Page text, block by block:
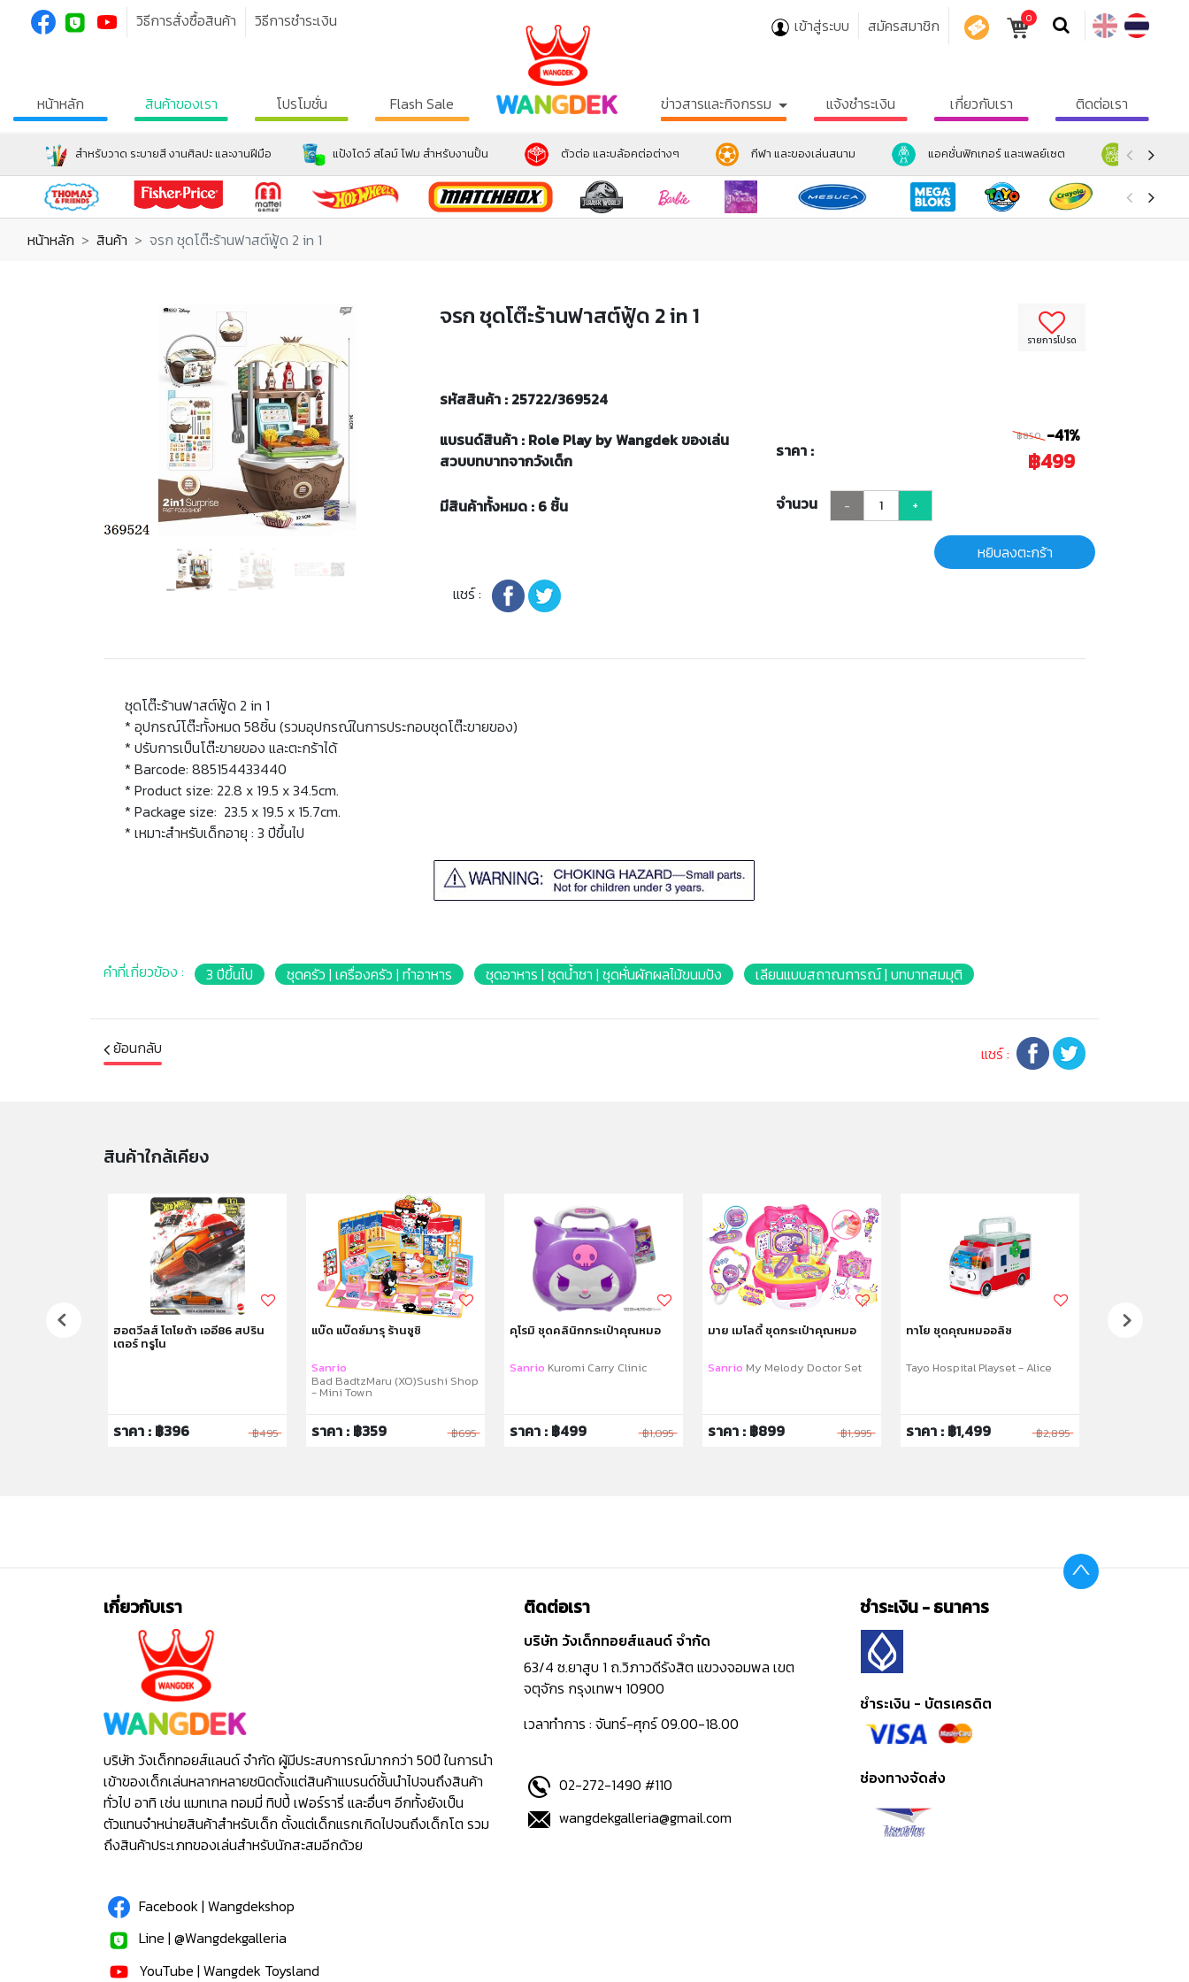
วิธีการสั่งซื้อสินค้า วิธีการชำระเงิน เข้าสู่ระบบ สมัครสมาชิก 0
หน้าหลัก สินค้าของเรา โปรโมชั่น Flash Sale ข่าวสารและกิจกรรม แจ้งชำระเงิน เกี่ยวกับเรา ติดต่อเรา
สำหรับวาด ระบายสี งานศิลปะ และงานฝีมือ แป้งโดว์ สไลม์ โฟม สำหรับงานปั้น ตัวต่อ และบล้อคต่อต่างๆ กีฬา และของเล่นสนาม แอคชั่นฟิกเกอร์ และเพลย์เซต ตุ๊กตา แล
หน้าหลัก สินค้า จรก ชุดโต๊ะร้านฟาสต์ฟู้ด 2 in 1
รายการโปรด
จรก ชุดโต๊ะร้านฟาสต์ฟู้ด 2 in 1
รหัสสินค้า : 25722/369524
แบรนด์สินค้า : Role Play by Wangdek ของเล่น
สวบบทบาทจากวังเด็ก
ราคา :
฿850 -41%
฿499
มีสินค้าทั้งหมด : 6 ชิ้น จำนวน - +
หยิบลงตะกร้า
แชร์ :
ชุดโต๊ะร้านฟาสต์ฟู้ด 2 in 1
* อุปกรณ์โต๊ะทั้งหมด 58ชิ้น (รวมอุปกรณ์ในการประกอบชุดโต๊ะขายของ)
* ปรับการเป็นโต๊ะขายของ และตะกร้าได้
* Barcode: 885154433440
* Product size: 22.8 x 19.5 x 34.5cm.
* Package size: 23.5 x 19.5 x 15.7cm.
* เหมาะสำหรับเด็กอายุ : 3 ปีขึ้นไป
คำที่เกี่ยวข้อง : 3 ปีขึ้นไป ชุดครัว | เครื่องครัว | ทำอาหาร ชุดอาหาร | ชุดน้ำชา | ชุดหั่นผักผลไม้ขนมปัง เลียนแบบสถาณการณ์ | บทบาทสมมุติ
ย้อนกลับ แชร์ :
สินค้าใกล้เคียง
ดกระเป๋าปิกนิก ฮอตวีลส์ โตโยต้า เออี86 สปริน
เตอร์ ทรูโน
ราคา : ฿396 ฿495
แบ๊ด แบ๊ดซ์มารุ ร้านซูชิ
Sanrio
Bad BadtzMaru (XO)Sushi Shop
- Mini Town
ราคา : ฿359 ฿695
คุโรมิ ชุดคลินิกกระเป๋าคุณหมอ
Sanrio Kuromi Carry Clinic
ราคา : ฿499 ฿1,095
มาย เมโลดี้ ชุดกระเป๋าคุณหมอ
Sanrio My Melody Doctor Set
ราคา : ฿899 ฿1,995
ทาโย ชุดคุณหมออลิซ
Tayo Hospital Playset - Alice
ราคา : ฿1,499 ฿2,895
ทาโย ชุดเล่นทร
เกี่ยวกับเรา
บริษัท วังเด็กทอยส์แลนด์ จำกัด ผู้มีประสบการณ์มากกว่า 50ปี ในการนำ
เข้าของเด็กเล่นหลากหลายชนิดตั้งแต่สินค้าแบรนด์ชั้นนำไปจนถึงสินค้า
ทั่วไป อาทิ เช่น แมทเทล ทอมมี่ ทิปปี้ เฟอร์รารี่ และอื่นๆ อีกทั้งยังเป็น
ตัวแทนจำหน่ายสินค้าสำหรับเด็ก ตั้งแต่เด็กแรกเกิดไปจนถึงเด็กโต รวม
ถึงสินค้าประเภทของเล่นสำหรับนักสะสมอีกด้วย
Facebook | Wangdekshop
Line | @Wangdekgalleria
YouTube | Wangdek Toysland
ติดต่อเรา
บริษัท วังเด็กทอยส์แลนด์ จำกัด
63/4 ซ.ยาสูบ 1 ถ.วิภาวดีรังสิต แขวงจอมพล เขต
จตุจักร กรุงเทพฯ 10900
เวลาทำการ : จันทร์-ศุกร์ 09.00-18.00
02-272-1490 #110
wangdekgalleria@gmail.com
ชำระเงิน - ธนาคาร
ชำระเงิน - บัตรเครดิต
ช่องทางจัดส่ง